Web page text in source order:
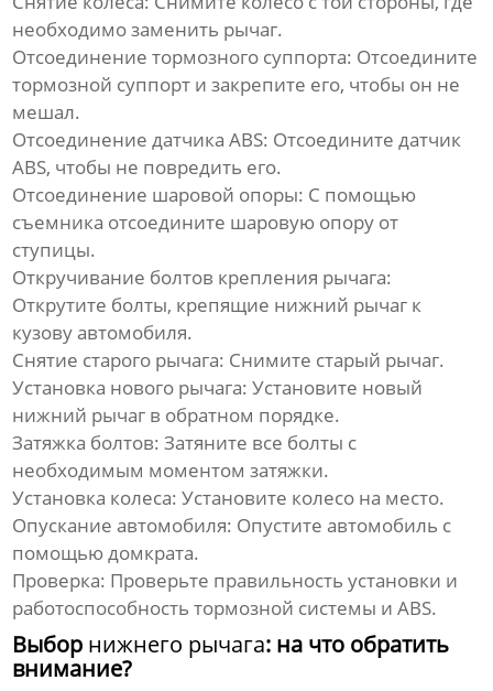
необходимо заменить рычаг.
Отсоединение тормозного суппорта: Отсоедините
тормозной суппорт и закрепите его, чтобы он не
мешал.
Отсоединение датчика ABS: Отсоедините датчик
ABS, чтобы не повредить его.
Отсоединение шаровой опоры: С помощью
съемника отсоедините шаровую опору от
ступицы.
Откручивание болтов крепления рычага:
Открутите болты, крепящие нижний рычаг к
кузову автомобиля.
Снятие старого рычага: Снимите старый рычаг.
Установка нового рычага: Установите новый
нижний рычаг в обратном порядке.
Затяжка болтов: Затяните все болты с
необходимым моментом затяжки.
Установка колеса: Установите колесо на место.
Опускание автомобиля: Опустите автомобиль с
помощью домкрата.
Проверка: Проверьте правильность установки и
работоспособность тормозной системы и ABS.
Выбор нижнего рычага: на что обратить
внимание?